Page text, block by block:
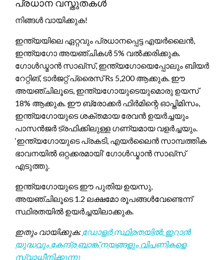
പ്രധാന വസ്തുതകൾ
നിങ്ങൾ വായിക്കുക!
ഇന്ത്യയിലെ ഏറ്റവും പ്രധാനപ്പെട്ട എയർലൈൻ,
ഇന്ത്യഗോ അയഞ്ചികള്‍ 5% വൽക്കരിക്കുക.
ഗോൾഡ്മാൻ സാഖ്സ്, ഇന്ത്യഗോയെപ്പോലും ബിയർ
റേറ്റിങ്, ടാർജറ്റ് പ്രൈസ് Rs 5,200 ആക്കുക. ഈ
അയഞ്ചിലൂടെ, ഇന്ത്യഗോയുടെയുമൊരു ഉയസ്
18% ആക്കുക. ഈ ബ്രോക്കർ ഫിർമിന്റെ ഓപ്തിമിസം,
ഇന്ത്യഗോയുടെ ശക്തമായ രേവന്‍ ഉയര്‍ച്ചയും
പാസൻജർ ട്രഫിക്കിലുള്ള ഗണ്യമായ വളർച്ചയും.
‘ഇന്ത്യഗോയുടെ പ്രകടി, എയർലൈൻ സാമ്പത്തിക
ഭാവനയിൽ ഒറ്റക്കരമായി’ ഗോൾഡ്മാൻ സാഖ്സ്
എടുത്തു.
ഇന്ത്യഗോയുടെ ഈ പുതിയ ഉയസു,
അയഞ്ചിലൂടെ 1.2 ലക്ഷമോ രൂപങ്ങള്‍വേണ്ടെന്ന്
സ്ഥിരതയിൽ ഉയര്‍ച്ചയിലാക്കുക.
ഇതും വായിക്കുക: ഡോളർ സ്ഥിരതയിൽ: ഇറാൻ
യുദ്ധവും കേന്ദ്ര ബാങ്ക് നയങ്ങളും വിപണികളെ
സ്വാധീനിക്കുന്നു